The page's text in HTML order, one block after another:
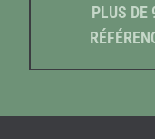
PLUS DE